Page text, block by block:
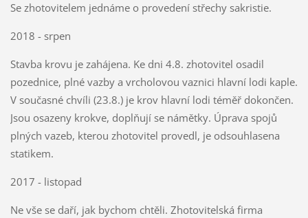
Se zhotovitelem jednáme o provedení střechy sakristie.
2018 - srpen
Stavba krovu je zahájena. Ke dni 4.8. zhotovitel osadil
pozednice, plné vazby a vrcholovou vaznici hlavní lodi kaple.
V současné chvíli (23.8.) je krov hlavní lodi téměř dokončen.
Jsou osazeny krokve, doplňují se námětky. Úprava spojů
plných vazeb, kterou zhotovitel provedl, je odsouhlasena
statikem.
2017 - listopad
Ne vše se daří, jak bychom chtěli. Zhotovitelská firma